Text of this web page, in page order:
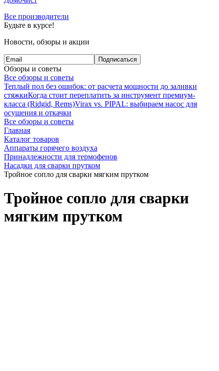
Все производители
Будьте в курсе!
Новости, обзоры и акции
Подписаться
Обзоры и советы
Все обзоры и советы
Теплый пол без ошибок: от расчета мощности до заливки
стяжкиКогда стоит переплатить за инструмент премиум-
класса (Ridgid, Rems)Virax vs. PIPAL: выбираем насос для
осушения и откачки
Все обзоры и советы
Главная
Каталог товаров
Аппараты горячего воздуха
Принадлежности для термофенов
Насадки для сварки прутком
Тройное сопло для сварки мягким прутком
Тройное сопло для сварки
мягким прутком